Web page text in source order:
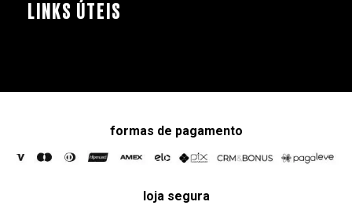
LINKS ÚTEIS
formas de pagamento
loja segura